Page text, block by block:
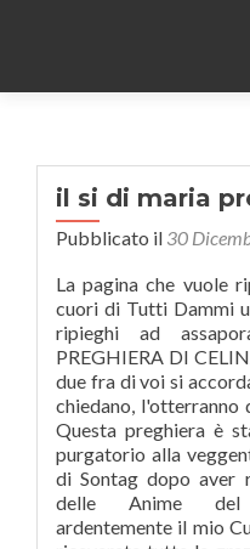
il si di maria
Pubblicato il 30
La pagina che vuole
cuori di Tutti Dammi
ripieghi ad
PREGHIERA DI
due fra di voi si
chiedano, l'otterranno
Questa preghiera è
purgatorio alla
di Sontag dopo aver
delle Anime del
ardentemente il mio